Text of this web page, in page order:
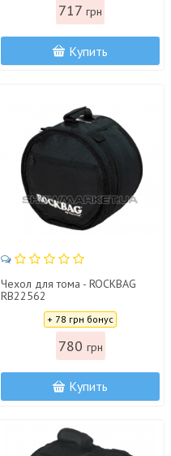
717 грн
Купить
Чехол для тома - ROCKBAG
RB22562
+ 78 грн бонус
780 грн
Купить